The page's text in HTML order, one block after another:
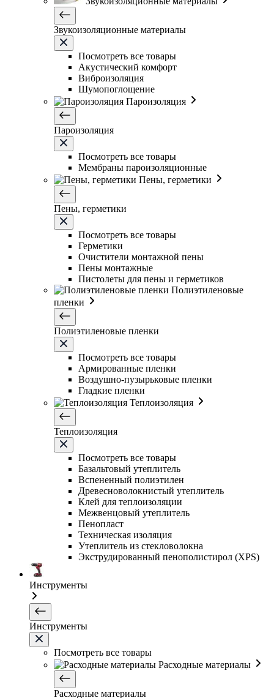
Звукоизоляционные материалы
Посмотреть все товары
Акустический комфорт
Виброизоляция
Шумопоглощение
Пароизоляция
Пароизоляция
Посмотреть все товары
Мембраны пароизоляционные
Пены, герметики
Пены, герметики
Посмотреть все товары
Герметики
Очистители монтажной пены
Пены монтажные
Пистолеты для пены и герметиков
Полиэтиленовые
пленки
Полиэтиленовые пленки
Посмотреть все товары
Армированные пленки
Воздушно-пузырьковые пленки
Гладкие пленки
Теплоизоляция
Теплоизоляция
Посмотреть все товары
Базальтовый утеплитель
Вспененный полиэтилен
Древесноволокнистый утеплитель
Клей для теплоизоляции
Межвенцовый утеплитель
Пенопласт
Техническая изоляция
Утеплитель из стекловолокна
Экструдированный пенополистирол (XPS)
Инструменты
Инструменты
Посмотреть все товары
Расходные материалы
Расходные материалы